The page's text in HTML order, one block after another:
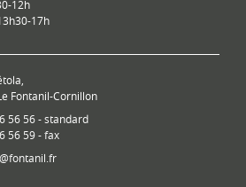
12h
17h
Fontanil-Cornillon
56 56 - standard
56 59 - fax